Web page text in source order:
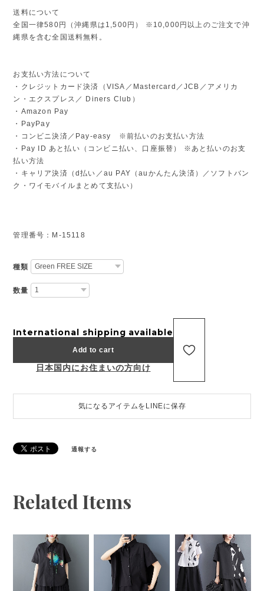
送料について
全国一律580円（沖縄県は1,500円） ※10,000円以上のご注文で沖
縄県を含む全国送料無料。
お支払い方法について
・クレジットカード決済（VISA／Mastercard／JCB／アメリカ
ン・エクスプレス／ Diners Club）
・Amazon Pay
・PayPay
・コンビニ決済／Pay-easy ※前払いのお支払い方法
・Pay ID あと払い（コンビニ払い、口座振替） ※あと払いのお支
払い方法
・キャリア決済（d払い／au PAY（auかんたん決済）／ソフトバン
ク・ワイモバイルまとめて支払い）
管理番号：M-15118
種類
数量
International shipping available
Add to cart
日本国内にお住まいの方向け
気になるアイテムをLINEに保存
通報する
Related Items